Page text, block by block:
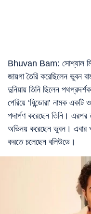
Bhuvan Bam: সোশ্যাল
জায়গা তৈরি করেছিলেন ভুবন
দুনিয়ায় তিনি ছিলেন
পেরিয়ে ‘ধিন্ডোরা’ নামক
পদার্পণ করেছেন তিনি। এরপর
অভিনয় করেছেন ভুবন। এবার
করতে চলেছেন বলিউডে।